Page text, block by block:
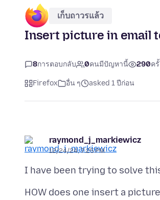
เก็บถาวรแล้ว
Insert picture in email
8การตอบกลับ 0คนมีปัญหานี้ 290ค
Firefox อื่น ๆ asked 1 ปีก่อน
raymond_j_markiewicz
12/24/24, 7:25 PM
HOW does one insert a